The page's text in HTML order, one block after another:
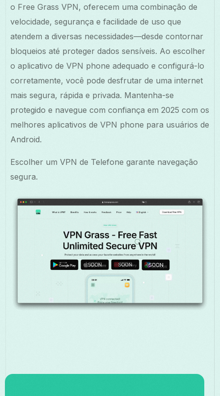
o Free Grass VPN, oferecem uma combinação de
velocidade, segurança e facilidade de uso que
atendem a diversas necessidades—desde contornar
bloqueios até proteger dados sensíveis. Ao escolher
o aplicativo de VPN phone adequado e configurá-lo
corretamente, você pode desfrutar de uma internet
mais segura, rápida e privada. Mantenha-se
protegido e navegue com confiança em 2025 com os
melhores aplicativos de VPN phone para usuários de
Android.
Escolher um VPN de Telefone garante navegação
segura.